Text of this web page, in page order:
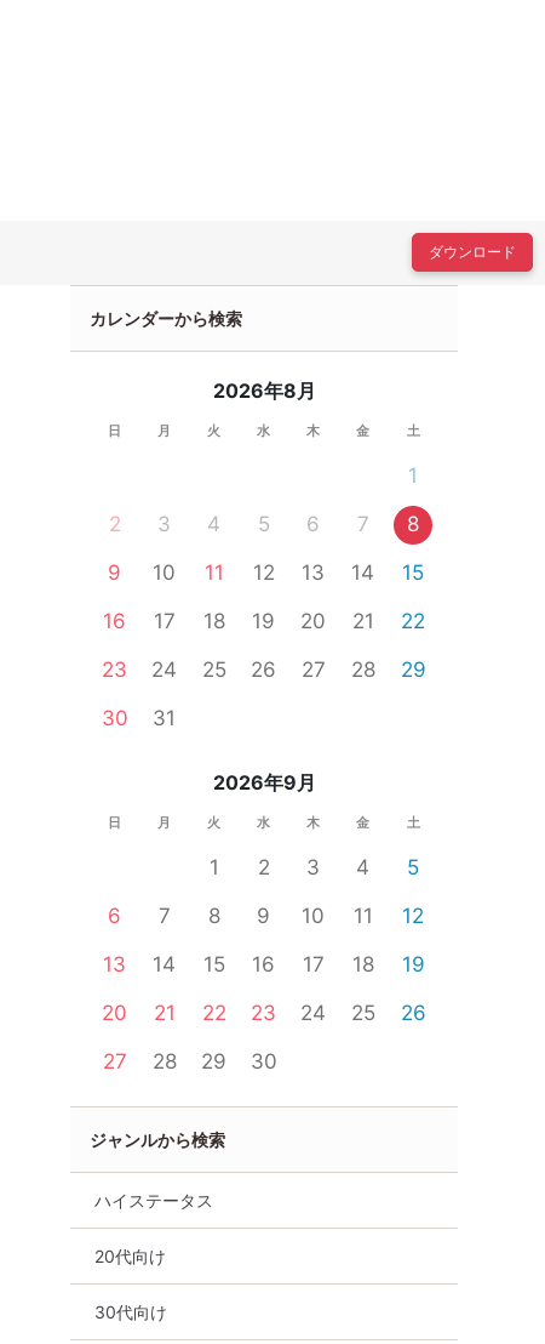
ダウンロード
カレンダーから検索
2026年8月
日 月 火 水 木 金 土
1
2
3 4 5 6 7
8
9
10 11 12 13 14
15
16
17 18 19 20 21
22
23
24 25 26 27 28
29
30
31
2026年9月
日 月 火 水 木 金 土
1 2 3 4
5
6
7 8 9 10 11
12
13
14 15 16 17 18
19
20
21 22 23 24 25
26
27
28 29 30
ジャンルから検索
ハイステータス
20代向け
30代向け